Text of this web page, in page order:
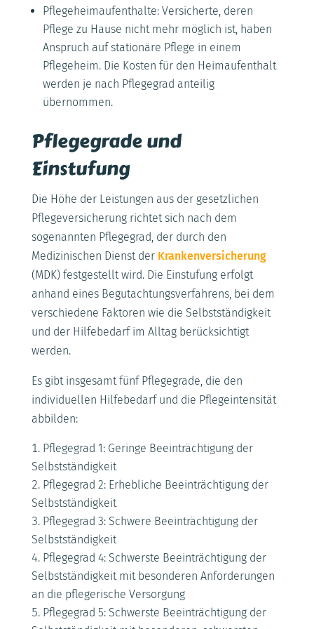
Pflegeheimaufenthalte: Versicherte, deren
Pflege zu Hause nicht mehr möglich ist, haben
Anspruch auf stationäre Pflege in einem
Pflegeheim. Die Kosten für den Heimaufenthalt
werden je nach Pflegegrad anteilig
übernommen.
Pflegegrade und
Einstufung
Die Höhe der Leistungen aus der gesetzlichen
Pflegeversicherung richtet sich nach dem
sogenannten Pflegegrad, der durch den
Medizinischen Dienst der Krankenversicherung
(MDK) festgestellt wird. Die Einstufung erfolgt
anhand eines Begutachtungsverfahrens, bei dem
verschiedene Faktoren wie die Selbstständigkeit
und der Hilfebedarf im Alltag berücksichtigt
werden.
Es gibt insgesamt fünf Pflegegrade, die den
individuellen Hilfebedarf und die Pflegeintensität
abbilden:
Pflegegrad 1: Geringe Beeinträchtigung der
Selbstständigkeit
Pflegegrad 2: Erhebliche Beeinträchtigung der
Selbstständigkeit
Pflegegrad 3: Schwere Beeinträchtigung der
Selbstständigkeit
Pflegegrad 4: Schwerste Beeinträchtigung der
Selbstständigkeit mit besonderen Anforderungen
an die pflegerische Versorgung
Pflegegrad 5: Schwerste Beeinträchtigung der